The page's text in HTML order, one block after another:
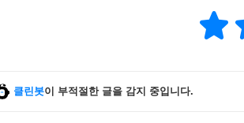
클린봇이 부적절한 글을 감지 중입니다.